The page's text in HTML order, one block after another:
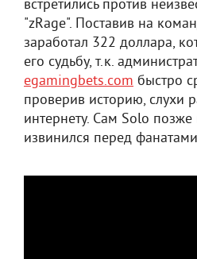
встретились против
"zRage". Поставив на
заработал 322 доллара,
его судьбу, т.к.
egamingbets.com быстро
проверив историю, слухи
интернету. Сам Solo
извинился перед